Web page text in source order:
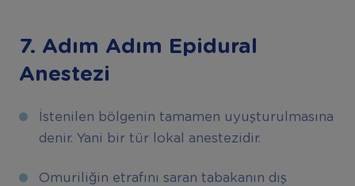
7. Adım Adım Epidural
Anestezi
İstenilen bölgenin tamamen uyuşturulmasına
denir. Yani bir tür lokal anestezidir.
Omuriliğin etrafını saran tabakanın dış